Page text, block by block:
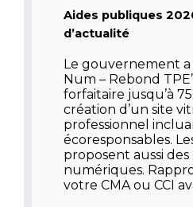
Aides publiques
d’actualité
Le gouvernement
Num – Rebond
forfaitaire jusqu’à
création d’un site
professionnel
écoresponsables.
proposent aussi
numériques.
votre CMA ou CCI